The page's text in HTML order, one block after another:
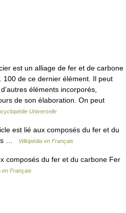
est un alliage de fer et de carbone
100 de ce dernier élément. Il peut
éléments incorporés,
de son élaboration. On peut
Universelle
est lié aux composés du fer et du
…
Wikipédia en Français
composés du fer et du carbone Fer
en Français